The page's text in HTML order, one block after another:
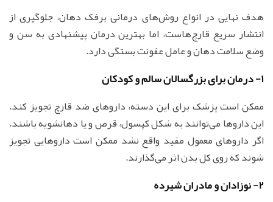
هدف نهایی در انواع روش‌های درمانی برفک دهان، جلوگیری از
انتشار سریع قارچ‌هاست، اما بهترین درمان پیشنهادی به سن و
وضع سلامت دهان و عامل عفونت بستگی دارد.
1- درمان برای بزرگسالان سالم و کودکان
ممکن است پزشک برای این دسته، داروهای ضد قارچ تجویز کند.
این داروها می‌توانند به شکل کپسول، قرص و یا دهانشویه باشند.
اگر داروهای معمول مفید واقع نشد ممکن است داروهایی تجویز
شوند که روی کل بدن اثر می‌گذارند.
2- نوزادان و مادران شیرده